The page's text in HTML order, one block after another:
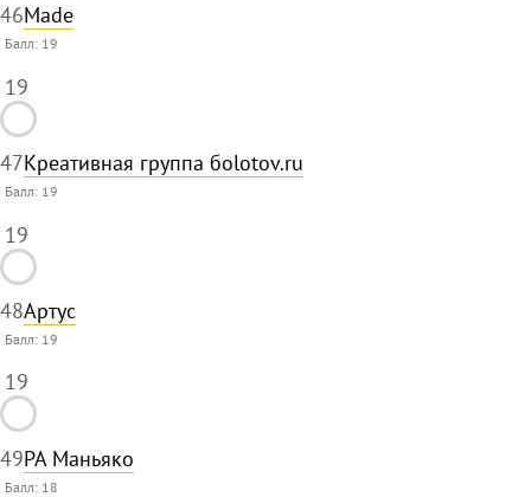
46Made
Балл: 19
19
47Креативная группа бolotov.ru
Балл: 19
19
48Артус
Балл: 19
19
49РА Маньяко
Балл: 18